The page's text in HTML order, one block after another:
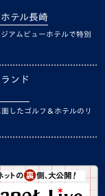
テル長崎
アムビューホテルで特別
ンド
したゴルフ＆ホテルのリ